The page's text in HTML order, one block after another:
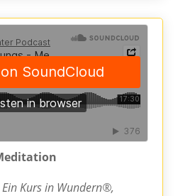
Kurs in Wundern®,